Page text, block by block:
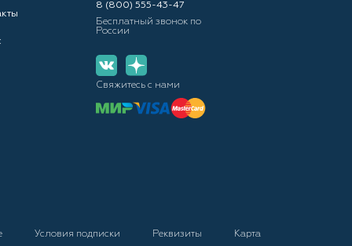
8 (800) 555-43-47
Бесплатный звонок по
России
Свяжитесь с нами
Условия подписки Реквизиты
Карта